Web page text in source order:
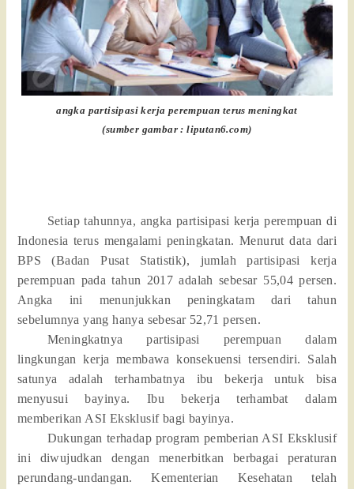
angka partisipasi kerja perempuan terus meningkat
(sumber gambar : liputan6.com)
Setiap tahunnya, angka partisipasi kerja perempuan di
Indonesia terus mengalami peningkatan. Menurut data dari
BPS (Badan Pusat Statistik), jumlah partisipasi kerja
perempuan pada tahun 2017 adalah sebesar 55,04 persen.
Angka ini menunjukkan peningkatam dari tahun
sebelumnya yang hanya sebesar 52,71 persen.
Meningkatnya partisipasi perempuan dalam
lingkungan kerja membawa konsekuensi tersendiri. Salah
satunya adalah terhambatnya ibu bekerja untuk bisa
menyusui bayinya. Ibu bekerja terhambat dalam
memberikan ASI Eksklusif bagi bayinya.
Dukungan terhadap program pemberian ASI Eksklusif
ini diwujudkan dengan menerbitkan berbagai peraturan
perundang-undangan. Kementerian Kesehatan telah